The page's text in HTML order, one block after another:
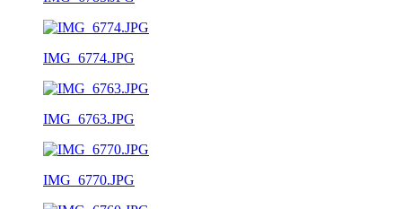
IMG_6774.JPG
IMG_6763.JPG
IMG_6770.JPG